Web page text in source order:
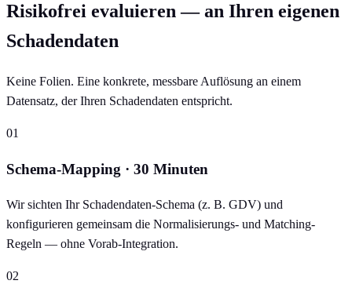
Risikofrei evaluieren — an Ihren eigenen
Schadendaten
Keine Folien. Eine konkrete, messbare Auflösung an einem
Datensatz, der Ihren Schadendaten entspricht.
01
Schema-Mapping · 30 Minuten
Wir sichten Ihr Schadendaten-Schema (z. B. GDV) und
konfigurieren gemeinsam die Normalisierungs- und Matching-
Regeln — ohne Vorab-Integration.
02